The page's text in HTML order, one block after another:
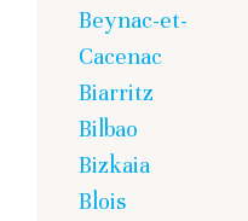
Beynac-et-
Cacenac
Biarritz
Bilbao
Bizkaia
Blois